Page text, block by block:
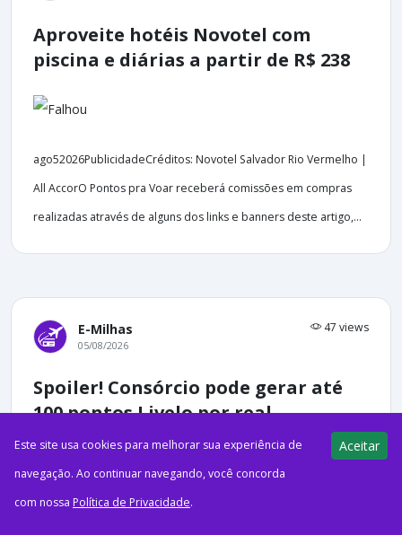
Aproveite hotéis Novotel com
piscina e diárias a partir de R$ 238
ago52026PublicidadeCréditos: Novotel Salvador Rio Vermelho |
All AccorO Pontos pra Voar receberá comissões em compras
realizadas através de alguns dos links e banners deste artigo,...
E-Milhas 47 views
05/08/2026
Spoiler! Consórcio pode gerar até
100 pontos Livelo por real
ago52026PublicidadeImagem gerada por IAEsse é um artigo
Este site usa cookies para melhorar sua experiência de
navegação. Ao continuar navegando, você concorda
com nossa Política de Privacidade.
Aceitar